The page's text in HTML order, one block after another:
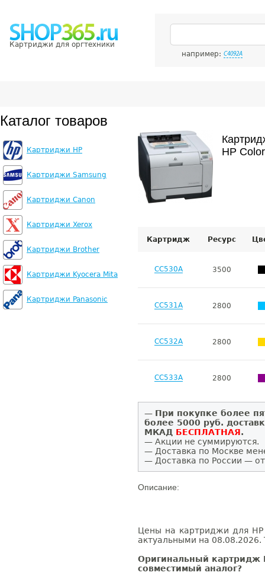
Картриджи для оргтехники
например: C4092A
Каталог товаров
Картриджи HP
Картриджи Samsung
Картриджи Canon
Картриджи Xerox
Картриджи Brother
Картриджи Kyocera Mita
Картриджи Panasonic
HP
Картридж Ресурс
CC530A 3500
CC531A 2800
CC532A 2800
CC533A 2800
— При покупке более
более 5000 руб.
МКАД БЕСПЛАТНАЯ.
— Акции не суммируются.
— Доставка по Москве
— Доставка по России —
Описание:
Цены на картриджи для HP
актуальными на 08.08.2026.
Оригинальный картридж
совместимый аналог?